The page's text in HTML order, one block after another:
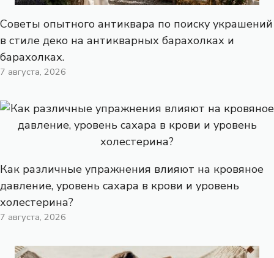
Советы опытного антиквара по поиску украшений
в стиле деко на антикварных барахолках и
барахолках.
7 августа, 2026
Как различные упражнения влияют на кровяное
давление, уровень сахара в крови и уровень
холестерина?
7 августа, 2026